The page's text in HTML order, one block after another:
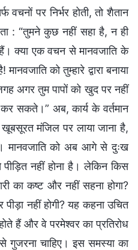
वचनों पर निर्भर होती, तो शैतान
: “तुमने कुछ नहीं सहा है, न ही
क्या एक वचन से मानवजाति के
को तुम्हारे द्वारा बनाया
अगर तुम पापों को खुद पर नहीं
सकते।” अब, कार्य के वर्तमान
मंजिल पर लाया जाना है,
मानवजाति को अब आगे से दुःख
नहीं होना है। लेकिन किस
का कष्ट और नहीं सहना होगा?
नहीं होगी? यह कहना उचित
हैं और वे परमेश्वर का प्रतिरोध
चाहिए। इस समस्या का